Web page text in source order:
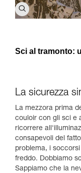
Sci al tramonto:
La sicurezza
La mezzora prima
couloir con gli sci e
ricorrere
consapevoli del
problema, i
freddo. Dobbiamo
Sappiamo che la